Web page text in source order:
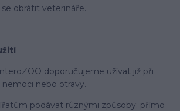
obrátit veterináře.
doporučujeme užívat již při
nebo otravy.
podávat různými způsoby: přímo